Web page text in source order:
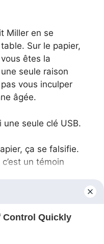
Miller en se
Sur le papier,
êtes la
seule raison
vous inculper
âgée.
une seule clé USB.
ça se falsifie.
un témoin